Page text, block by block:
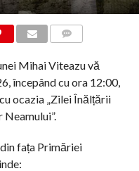
Mihai Viteazu vă
începând cu ora 12:00,
ocazia „Zilei Înălțării
fața Primăriei